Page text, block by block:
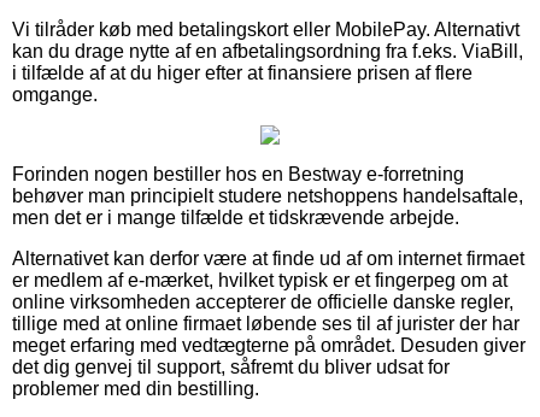
Vi tilråder køb med betalingskort eller MobilePay. Alternativt
kan du drage nytte af en afbetalingsordning fra f.eks. ViaBill,
i tilfælde af at du higer efter at finansiere prisen af flere
omgange.
Forinden nogen bestiller hos en Bestway e-forretning
behøver man principielt studere netshoppens handelsaftale,
men det er i mange tilfælde et tidskrævende arbejde.
Alternativet kan derfor være at finde ud af om internet firmaet
er medlem af e-mærket, hvilket typisk er et fingerpeg om at
online virksomheden accepterer de officielle danske regler,
tillige med at online firmaet løbende ses til af jurister der har
meget erfaring med vedtægterne på området. Desuden giver
det dig genvej til support, såfremt du bliver udsat for
problemer med din bestilling.